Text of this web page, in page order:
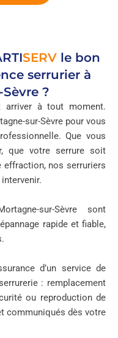
SERVle bon
serrurier à
?
arriver à tout moment.
sur-Sèvre pour vous
Que vous
que votre serrure soit
effraction, nos serruriers
sur-Sèvre sont
rapide et fiable,
d’un service de
: remplacement
ou reproduction de
communiqués dès votre